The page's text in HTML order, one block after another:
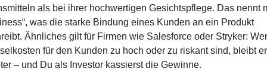
als bei ihrer hochwertigen Gesichtspflege. Das nennt
was die starke Bindung eines Kunden an ein Produkt
Ähnliches gilt für Firmen wie Salesforce oder Stryker:
für den Kunden zu hoch oder zu riskant sind, bleibt
– und Du als Investor kassierst die Gewinne.